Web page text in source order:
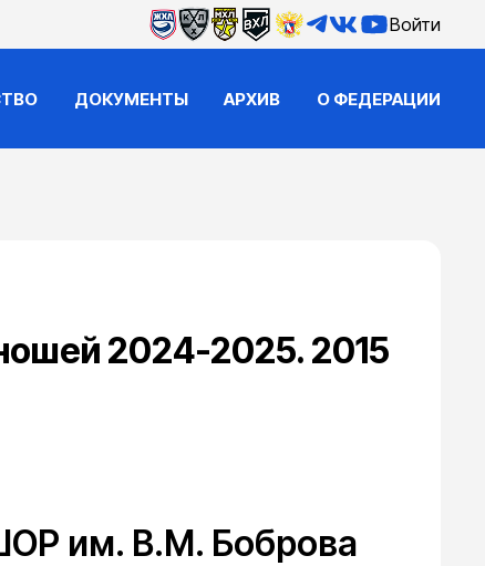
Войти
ДОКУМЕНТЫ АРХИВ О ФЕДЕРАЦИИ
2024-2025. 2015
им. В.М. Боброва